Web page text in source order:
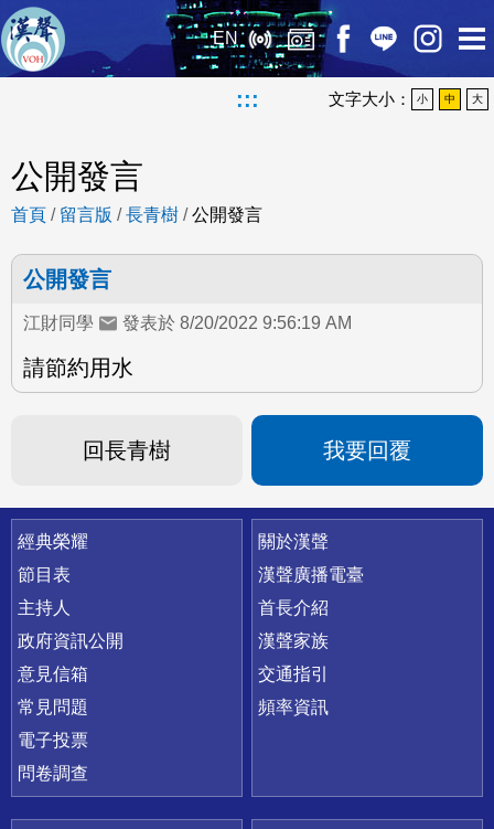
EN
::: 文字大小： 小 中 大
公開發言
首頁 / 留言版 /長青樹 /公開發言
公開發言
江財同學 發表於 8/20/2022 9:56:19 AM
請節約用水
回長青樹 我要回覆
快速連結
經典榮耀
節目表
主持人
政府資訊公開
意見信箱
常見問題
電子投票
問卷調查
關於漢聲
漢聲廣播電臺
首長介紹
漢聲家族
交通指引
頻率資訊